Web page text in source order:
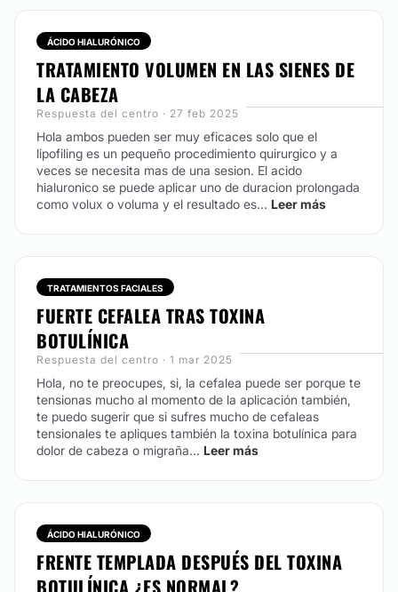
ÁCIDO HIALURÓNICO
TRATAMIENTO VOLUMEN EN LAS SIENES DE
LA CABEZA
Respuesta del centro · 27 feb 2025
Hola ambos pueden ser muy eficaces solo que el
lipofiling es un pequeño procedimiento quirurgico y a
veces se necesita mas de una sesion. El acido
hialuronico se puede aplicar uno de duracion prolongada
como volux o voluma y el resultado es... Leer más
TRATAMIENTOS FACIALES
FUERTE CEFALEA TRAS TOXINA
BOTULÍNICA
Respuesta del centro · 1 mar 2025
Hola, no te preocupes, si, la cefalea puede ser porque te
tensionas mucho al momento de la aplicación también,
te puedo sugerir que si sufres mucho de cefaleas
tensionales te apliques también la toxina botulínica para
dolor de cabeza o migraña... Leer más
ÁCIDO HIALURÓNICO
FRENTE TEMPLADA DESPUÉS DEL TOXINA
BOTULÍNICA ¿ES NORMAL?